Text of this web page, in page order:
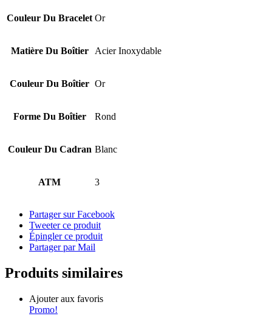
Couleur Du Bracelet Or
Matière Du Boîtier Acier Inoxydable
Couleur Du Boîtier Or
Forme Du Boîtier Rond
Couleur Du Cadran Blanc
ATM 3
Partager sur Facebook
Tweeter ce produit
Épingler ce produit
Partager par Mail
Produits similaires
Ajouter aux favoris
Promo!